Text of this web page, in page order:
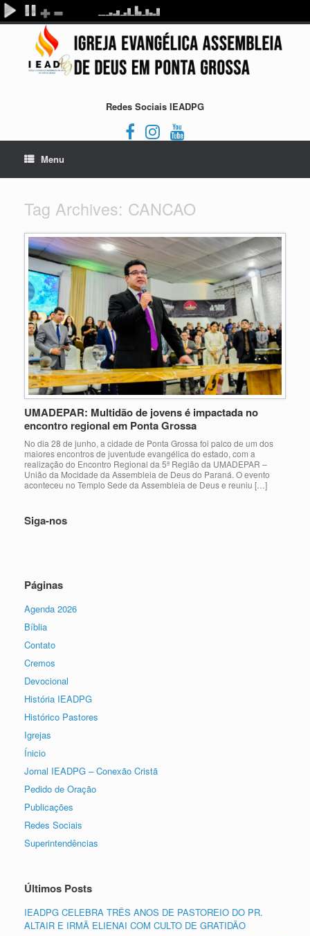
Redes Sociais IEADPG
Menu
Tag Archives: CANCAO
UMADEPAR: Multidão de jovens é impactada no
encontro regional em Ponta Grossa
No dia 28 de junho, a cidade de Ponta Grossa foi palco de um dos
maiores encontros de juventude evangélica do estado, com a
realização do Encontro Regional da 5ª Região da UMADEPAR –
União da Mocidade da Assembleia de Deus do Paraná. O evento
aconteceu no Templo Sede da Assembleia de Deus e reuniu […]
Siga-nos
Páginas
Agenda 2026
Bíblia
Contato
Cremos
Devocional
História IEADPG
Histórico Pastores
Igrejas
Ínicio
Jornal IEADPG – Conexão Cristã
Pedido de Oração
Publicações
Redes Sociais
Superintendências
Últimos Posts
IEADPG CELEBRA TRÊS ANOS DE PASTOREIO DO PR.
ALTAIR E IRMÃ ELIENAI COM CULTO DE GRATIDÃO